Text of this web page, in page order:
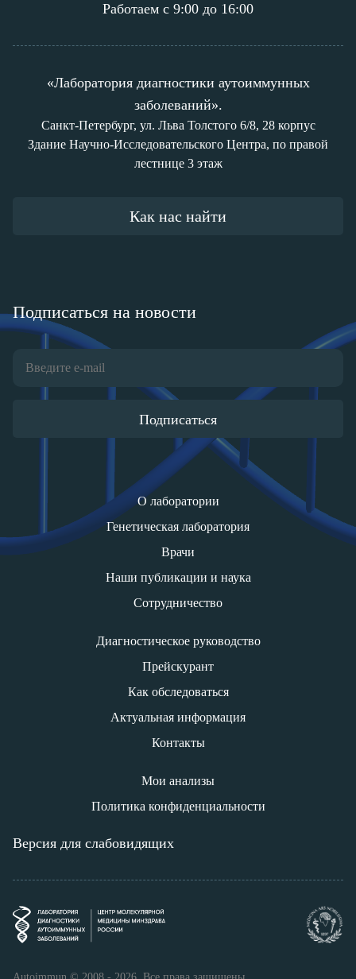
Работаем с 9:00 до 16:00
«Лаборатория диагностики аутоиммунных
заболеваний».
Санкт-Петербург, ул. Льва Толстого 6/8, 28 корпус
Здание Научно-Исследовательского Центра, по правой
лестнице 3 этаж
Как нас найти
Подписаться на новости
Подписаться
О лаборатории
Генетическая лаборатория
Врачи
Наши публикации и наука
Сотрудничество
Диагностическое руководство
Прейскурант
Как обследоваться
Актуальная информация
Контакты
Мои анализы
Политика конфиденциальности
Версия для слабовидящих